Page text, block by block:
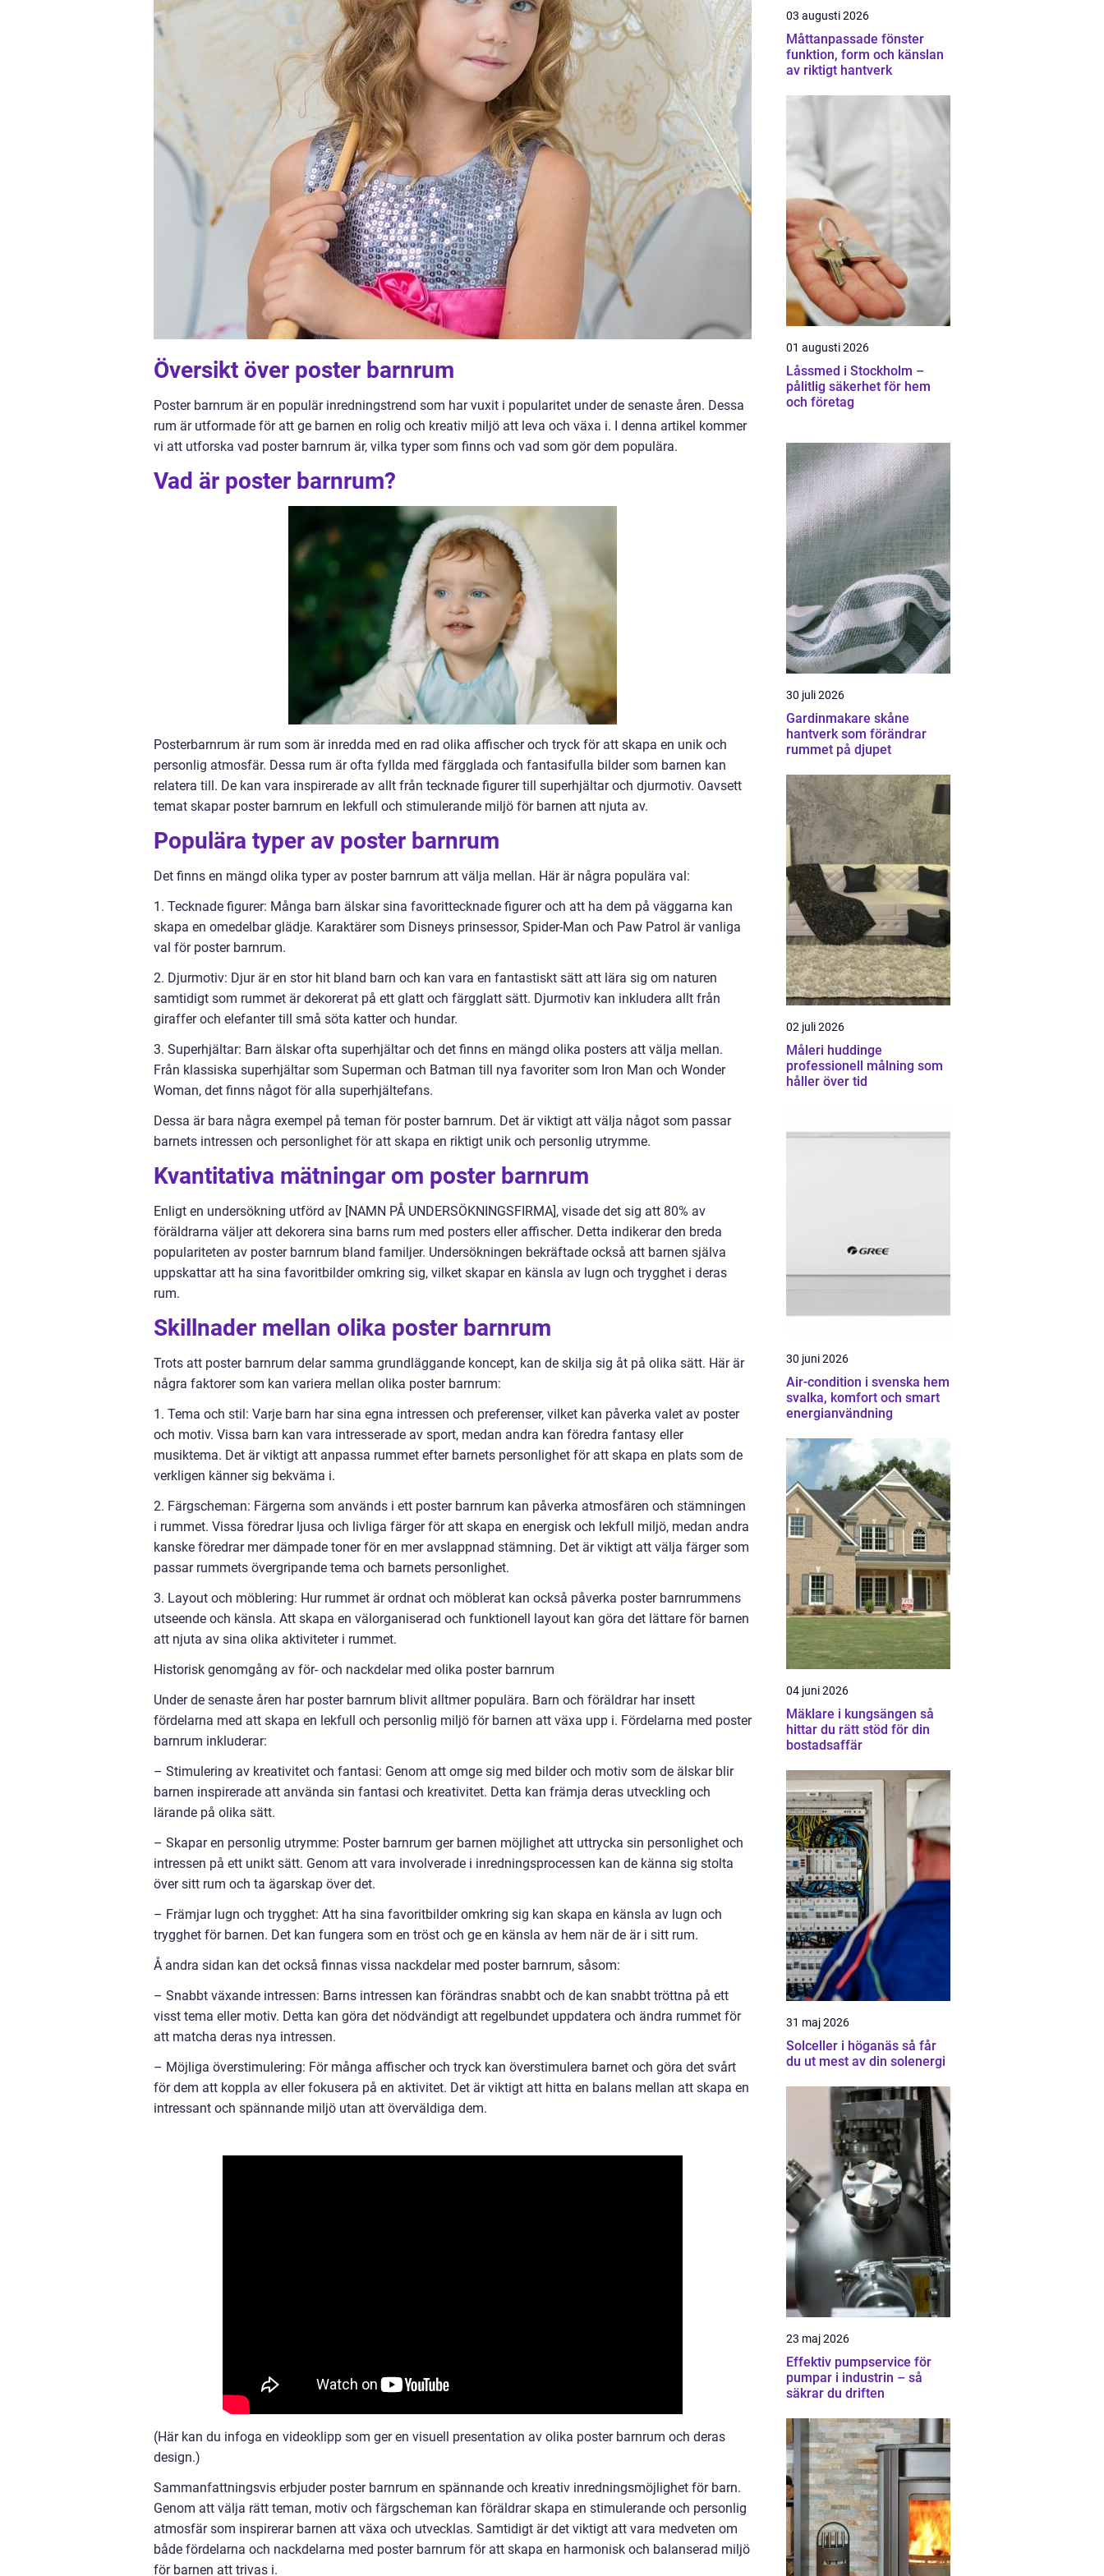
Översikt över poster barnrum
Poster barnrum är en populär inredningstrend som har vuxit i popularitet under de senaste åren. Dessa
rum är utformade för att ge barnen en rolig och kreativ miljö att leva och växa i. I denna artikel kommer
vi att utforska vad poster barnrum är, vilka typer som finns och vad som gör dem populära.
Vad är poster barnrum?
Posterbarnrum är rum som är inredda med en rad olika affischer och tryck för att skapa en unik och
personlig atmosfär. Dessa rum är ofta fyllda med färgglada och fantasifulla bilder som barnen kan
relatera till. De kan vara inspirerade av allt från tecknade figurer till superhjältar och djurmotiv. Oavsett
temat skapar poster barnrum en lekfull och stimulerande miljö för barnen att njuta av.
Populära typer av poster barnrum
Det finns en mängd olika typer av poster barnrum att välja mellan. Här är några populära val:
1. Tecknade figurer: Många barn älskar sina favorittecknade figurer och att ha dem på väggarna kan
skapa en omedelbar glädje. Karaktärer som Disneys prinsessor, Spider-Man och Paw Patrol är vanliga
val för poster barnrum.
2. Djurmotiv: Djur är en stor hit bland barn och kan vara en fantastiskt sätt att lära sig om naturen
samtidigt som rummet är dekorerat på ett glatt och färgglatt sätt. Djurmotiv kan inkludera allt från
giraffer och elefanter till små söta katter och hundar.
3. Superhjältar: Barn älskar ofta superhjältar och det finns en mängd olika posters att välja mellan.
Från klassiska superhjältar som Superman och Batman till nya favoriter som Iron Man och Wonder
Woman, det finns något för alla superhjältefans.
Dessa är bara några exempel på teman för poster barnrum. Det är viktigt att välja något som passar
barnets intressen och personlighet för att skapa en riktigt unik och personlig utrymme.
Kvantitativa mätningar om poster barnrum
Enligt en undersökning utförd av [NAMN PÅ UNDERSÖKNINGSFIRMA], visade det sig att 80% av
föräldrarna väljer att dekorera sina barns rum med posters eller affischer. Detta indikerar den breda
populariteten av poster barnrum bland familjer. Undersökningen bekräftade också att barnen själva
uppskattar att ha sina favoritbilder omkring sig, vilket skapar en känsla av lugn och trygghet i deras
rum.
Skillnader mellan olika poster barnrum
Trots att poster barnrum delar samma grundläggande koncept, kan de skilja sig åt på olika sätt. Här är
några faktorer som kan variera mellan olika poster barnrum:
1. Tema och stil: Varje barn har sina egna intressen och preferenser, vilket kan påverka valet av poster
och motiv. Vissa barn kan vara intresserade av sport, medan andra kan föredra fantasy eller
musiktema. Det är viktigt att anpassa rummet efter barnets personlighet för att skapa en plats som de
verkligen känner sig bekväma i.
2. Färgscheman: Färgerna som används i ett poster barnrum kan påverka atmosfären och stämningen
i rummet. Vissa föredrar ljusa och livliga färger för att skapa en energisk och lekfull miljö, medan andra
kanske föredrar mer dämpade toner för en mer avslappnad stämning. Det är viktigt att välja färger som
passar rummets övergripande tema och barnets personlighet.
3. Layout och möblering: Hur rummet är ordnat och möblerat kan också påverka poster barnrummens
utseende och känsla. Att skapa en välorganiserad och funktionell layout kan göra det lättare för barnen
att njuta av sina olika aktiviteter i rummet.
Historisk genomgång av för- och nackdelar med olika poster barnrum
Under de senaste åren har poster barnrum blivit alltmer populära. Barn och föräldrar har insett
fördelarna med att skapa en lekfull och personlig miljö för barnen att växa upp i. Fördelarna med poster
barnrum inkluderar:
– Stimulering av kreativitet och fantasi: Genom att omge sig med bilder och motiv som de älskar blir
barnen inspirerade att använda sin fantasi och kreativitet. Detta kan främja deras utveckling och
lärande på olika sätt.
– Skapar en personlig utrymme: Poster barnrum ger barnen möjlighet att uttrycka sin personlighet och
intressen på ett unikt sätt. Genom att vara involverade i inredningsprocessen kan de känna sig stolta
över sitt rum och ta ägarskap över det.
– Främjar lugn och trygghet: Att ha sina favoritbilder omkring sig kan skapa en känsla av lugn och
trygghet för barnen. Det kan fungera som en tröst och ge en känsla av hem när de är i sitt rum.
Å andra sidan kan det också finnas vissa nackdelar med poster barnrum, såsom:
– Snabbt växande intressen: Barns intressen kan förändras snabbt och de kan snabbt tröttna på ett
visst tema eller motiv. Detta kan göra det nödvändigt att regelbundet uppdatera och ändra rummet för
att matcha deras nya intressen.
– Möjliga överstimulering: För många affischer och tryck kan överstimulera barnet och göra det svårt
för dem att koppla av eller fokusera på en aktivitet. Det är viktigt att hitta en balans mellan att skapa en
intressant och spännande miljö utan att överväldiga dem.
(Här kan du infoga en videoklipp som ger en visuell presentation av olika poster barnrum och deras
design.)
Sammanfattningsvis erbjuder poster barnrum en spännande och kreativ inredningsmöjlighet för barn.
Genom att välja rätt teman, motiv och färgscheman kan föräldrar skapa en stimulerande och personlig
atmosfär som inspirerar barnen att växa och utvecklas. Samtidigt är det viktigt att vara medveten om
både fördelarna och nackdelarna med poster barnrum för att skapa en harmonisk och balanserad miljö
för barnen att trivas i.
03 augusti 2026
Måttanpassade fönster
funktion, form och känslan
av riktigt hantverk
01 augusti 2026
Låssmed i Stockholm –
pålitlig säkerhet för hem
och företag
30 juli 2026
Gardinmakare skåne
hantverk som förändrar
rummet på djupet
02 juli 2026
Måleri huddinge
professionell målning som
håller över tid
30 juni 2026
Air-condition i svenska hem
svalka, komfort och smart
energianvändning
04 juni 2026
Mäklare i kungsängen så
hittar du rätt stöd för din
bostadsaffär
31 maj 2026
Solceller i höganäs så får
du ut mest av din solenergi
23 maj 2026
Effektiv pumpservice för
pumpar i industrin – så
säkrar du driften